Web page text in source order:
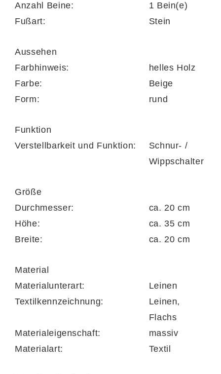
benötigt wird 1x maximal 40 Watt mit E14-
Maße
Durchmesser ca. 20 cm
Höhe ca. 35 cm
Anzahl Beine:
1 Bein(e)
Fußart:
Stein
Aussehen
Farbhinweis:
helles Holz
Farbe:
Beige
Form:
rund
Funktion
Verstellbarkeit und Funktion:
Schnur- /
Wippschalter
Größe
Durchmesser:
ca. 20 cm
Höhe:
ca. 35 cm
Breite:
ca. 20 cm
Material
Materialunterart:
Leinen
Textilkennzeichnung:
Leinen,
Flachs
Materialeigenschaft:
massiv
Materialart:
Textil